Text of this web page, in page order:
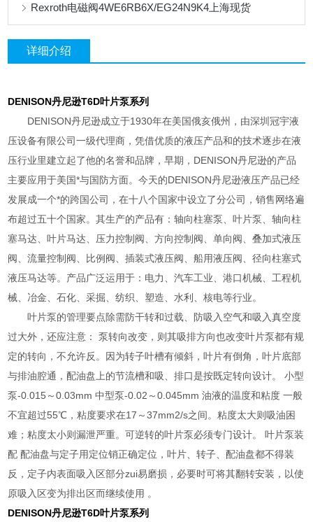
Rexroth电磁阀4WE6RB6X/EG24N9K4上海现货
详细介绍
DENISON丹尼逊T6D叶片泵系列
DENISON丹尼逊成立于1930年在美国俄亥俄州，由深圳冠宇液
压设备有限公司一级代理商，凭借优质的液压产品和的技术逐步在液
压行业里建立起了他的名誉和品牌，早期，DENISON丹尼逊的产品
主要应用于美国*与国防方面。今天的DENISON丹尼逊液压产品已经
发展成一个*的跨国公司，在十八个国家中设立了分公司，销售网络遍
布超过五十个国家。其生产的产品有：轴向柱塞泵、叶片泵、轴向柱
塞马达、叶片马达、压力控制阀、方向控制阀、单向阀、叠加式液压
阀、流量控制阀、比例阀、插装式液压阀、船用液压阀、径向柱塞式
液压马达等。产品广泛运用于：电力、汽车工业、港口机械、工程机
械、冶金、石化、采掘、纺织、塑造、水利、核电等行业。
叶片泵的管理要点除需防干转和过载、防吸入空气和吸入真空度
过大外，还应注意： 泵转向改变，则其吸排方向也改变叶片泵都有规
定的转向，不允许反。因为转子叶槽有倾斜，叶片有倒角，叶片底部
与排油腔通，配油盘上的节流槽和吸、排口是按既定转向设计。 小型
泵-0.015～0.03mm 中型泵-0.02～0.045mm 油液的温度和粘度 一般
不宜超过55℃，粘度要求在17～37mm2/s之间。粘度太大则吸油困
难；粘度太小则漏泄严重。可逆转的叶片泵必须专门设计。 叶片泵装
配 配油盘与定子用定位销正确定位，叶片、转子、配油盘都不得装
反，定子内表面吸入区部分zui易磨损，必要时可将其翻转安装，以使
原吸入区变为排出区而继续使用 。
DENISON丹尼逊T6D叶片泵系列